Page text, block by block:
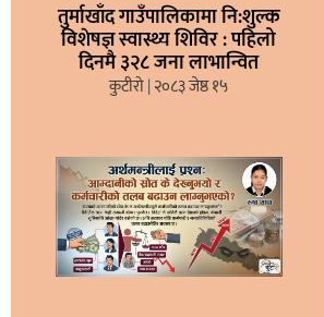
तुर्माखाँद गाउँपालिकामा नि:शुल्क
विशेषज्ञ स्वास्थ्य शिविर : पहिलो
दिनमै ३२८ जना लाभान्वित
कुटीरो २०८३ जेष्ठ १५